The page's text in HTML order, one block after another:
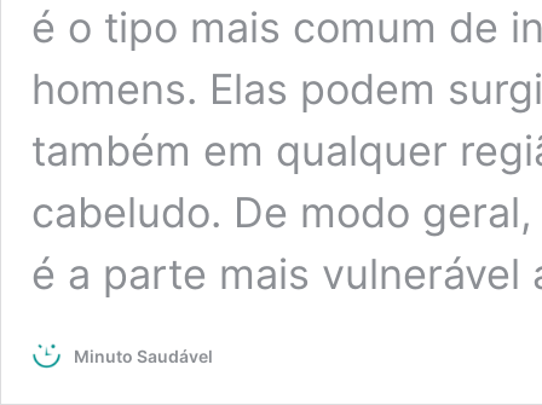
é o tipo mais comum de
homens. Elas podem
também em qualquer
cabeludo. De modo
é a parte mais
Minuto Saudável